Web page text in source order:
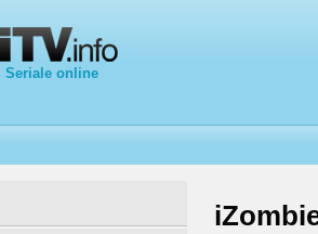
Seriale online